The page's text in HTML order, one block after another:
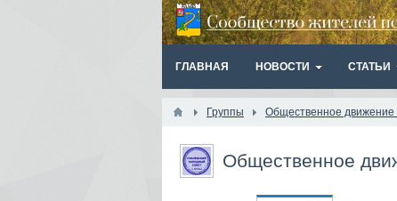
ГЛАВНАЯ НОВОСТИ СТАТЬИ
Группы Общественное движение
Общественное